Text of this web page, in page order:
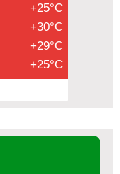
+25°C
+30°C
+29°C
+25°C